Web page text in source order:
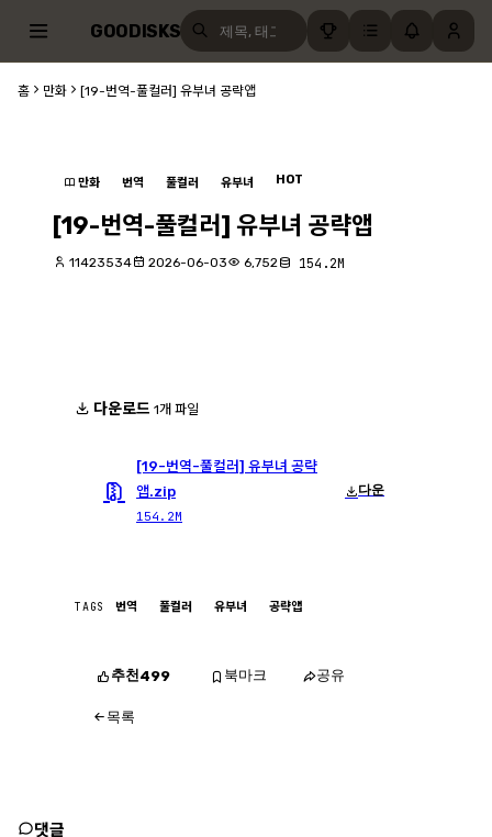
GOODISKS
홈 만화 [19-번역-풀컬러] 유부녀 공략앱
만화 번역 풀컬러 유부녀 HOT
[19-번역-풀컬러] 유부녀 공략앱
11423534 2026-06-03 6,752 154.2M
다운로드 1개 파일
[19-번역-풀컬러] 유부녀 공략
앱.zip
154.2M
다운
TAGS 번역 풀컬러 유부녀 공략앱
추천499 북마크 공유
목록
댓글